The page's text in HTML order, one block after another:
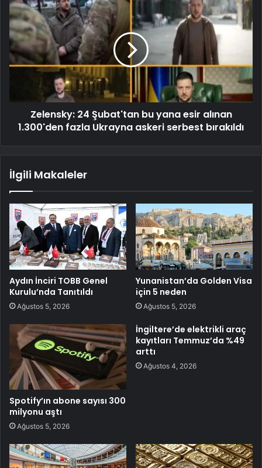
Zelensky: 24 Şubat'tan bu yana esir alınan
1.300'den fazla Ukrayna askeri serbest bırakıldı
İlgili Makaleler
Aydın İnciri TOBB Genel
Kurulu’nda Tanıtıldı
Ağustos 5, 2026
Yunanistan’da Golden Visa
için 5 neden
Ağustos 5, 2026
Spotify’ın abone sayısı 300
milyonu aştı
Ağustos 5, 2026
İngiltere’de elektrikli araç
kayıtları Temmuz’da %49
arttı
Ağustos 4, 2026